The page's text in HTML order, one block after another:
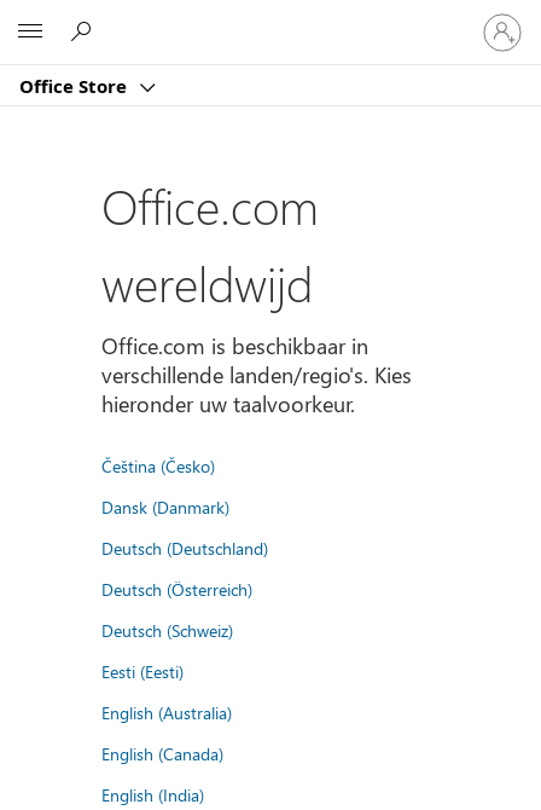
Office Store
Meld
je
aan
je
Office.com
wereldwijd
Office.com is beschikbaar in
verschillende landen/regio's. Kies
hieronder uw taalvoorkeur.
Čeština (Česko)
Dansk (Danmark)
Deutsch (Deutschland)
Deutsch (Österreich)
Deutsch (Schweiz)
Eesti (Eesti)
English (Australia)
English (Canada)
English (India)